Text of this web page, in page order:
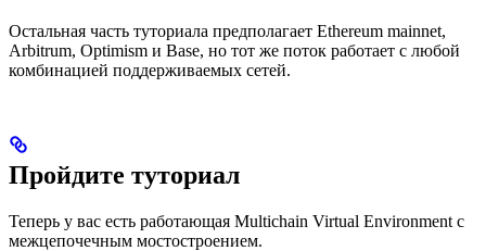
Остальная часть туториала предполагает Ethereum mainnet,
Arbitrum, Optimism и Base, но тот же поток работает с любой
комбинацией поддерживаемых сетей.
Пройдите туториал
Теперь у вас есть работающая Multichain Virtual Environment с
межцепочечным мостостроением.